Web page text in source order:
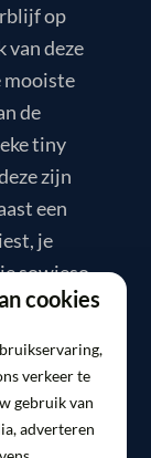
op
van deze
mooiste
de
tiny
zijn
een
je
sowieso
álle
cookies
verkeer te
gebruik van
adverteren